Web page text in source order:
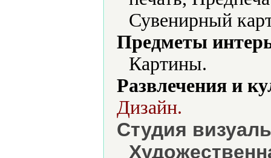
Сувенирный
Предметы
Картины.
Развлечения и
Дизайн.
Студия